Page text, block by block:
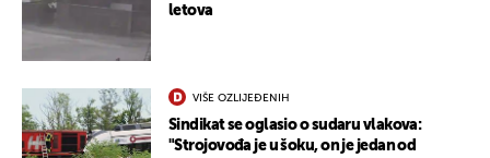
letova
VIŠE OZLIJEĐENIH
Sindikat se oglasio o sudaru vlakova:
"Strojovođa je u šoku, on je jedan od